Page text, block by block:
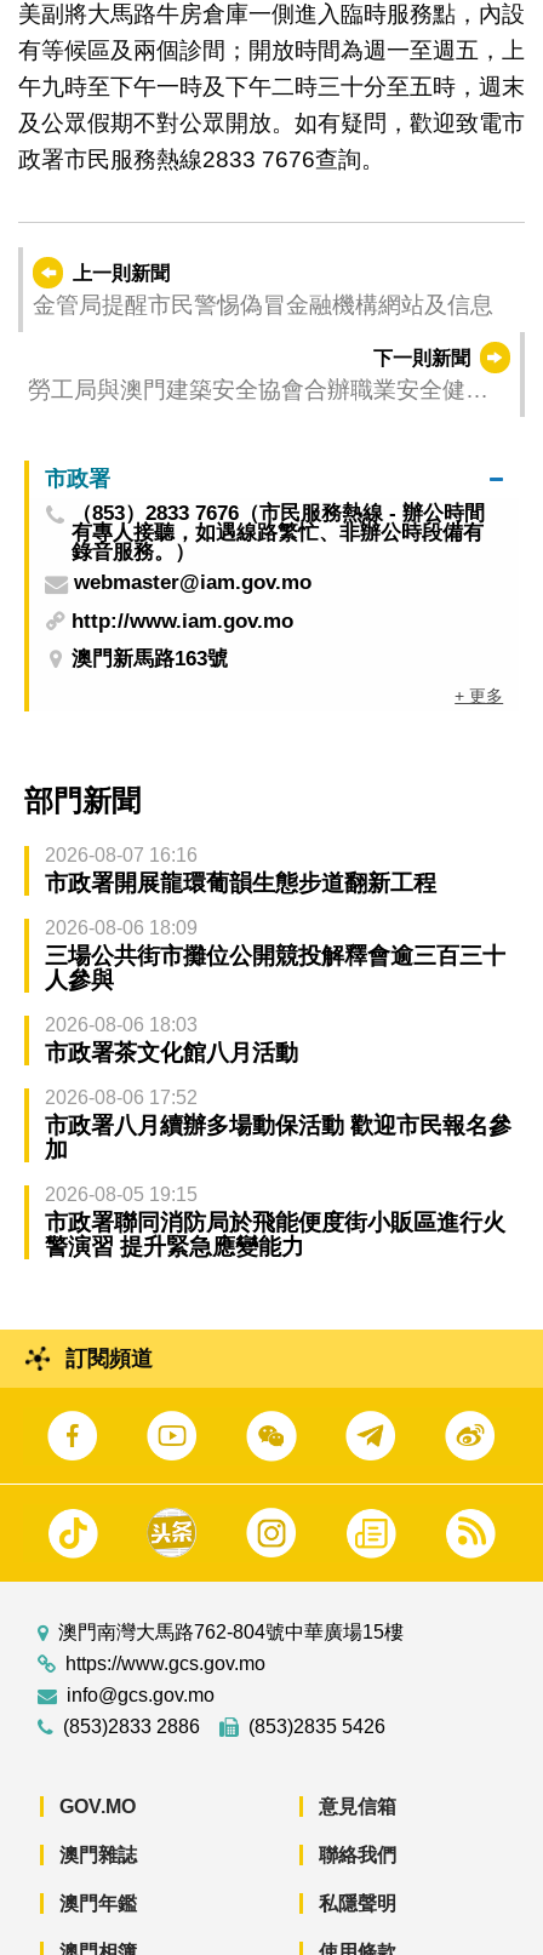
美副將大馬路牛房倉庫一側進入臨時服務點，內設
有等候區及兩個診間；開放時間為週一至週五，上
午九時至下午一時及下午二時三十分至五時，週末
及公眾假期不對公眾開放。如有疑問，歡迎致電市
政署市民服務熱線2833 7676查詢。
上一則新聞
金管局提醒市民警惕偽冒金融機構網站及信息
下一則新聞
勞工局與澳門建築安全協會合辦職業安全健康
市政署
（853）2833 7676（市民服務熱線 - 辦公時間
有專人接聽，如遇線路繁忙、非辦公時段備有
錄音服務。）
webmaster@iam.gov.mo
http://www.iam.gov.mo
澳門新馬路163號
+ 更多
部門新聞
2026-08-07 16:16
市政署開展龍環葡韻生態步道翻新工程
2026-08-06 18:09
三場公共街市攤位公開競投解釋會逾三百三十
人參與
2026-08-06 18:03
市政署茶文化館八月活動
2026-08-06 17:52
市政署八月續辦多場動保活動 歡迎市民報名參
加
2026-08-05 19:15
市政署聯同消防局於飛能便度街小販區進行火
警演習 提升緊急應變能力
訂閱頻道
澳門南灣大馬路762-804號中華廣場15樓
https://www.gcs.gov.mo
info@gcs.gov.mo
(853)2833 2886
(853)2835 5426
GOV.MO
澳門雜誌
澳門年鑑
意見信箱
聯絡我們
私隱聲明